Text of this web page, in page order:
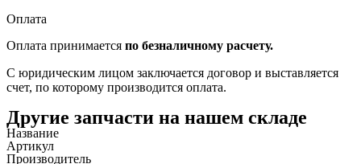
Оплата
Оплата принимается по безналичному расчету.
С юридическим лицом заключается договор и выставляется
счет, по которому производится оплата.
Другие запчасти на нашем складе
Название
Артикул
Производитель